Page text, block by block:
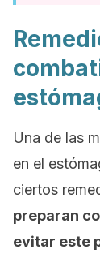
Una de las
en el
ciertos
preparan
evitar este